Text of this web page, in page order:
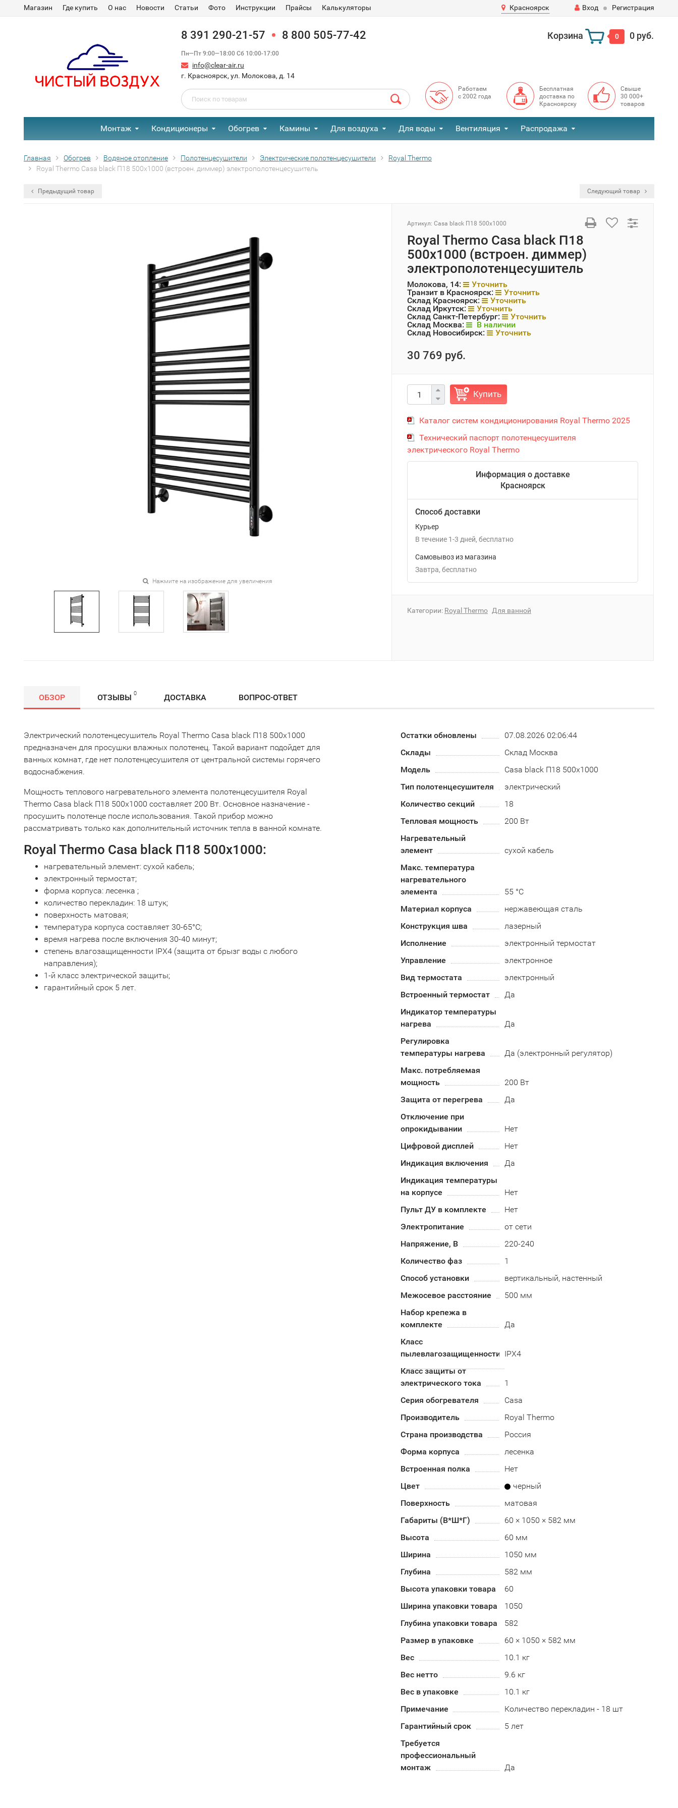
Магазин Где купить О нас Новости Статьи Фото Инструкции Прайсы Калькуляторы Красноярск Вход Регистрация
8 391 290-21-57 8 800 505-77-42
Пн—Пт 9:00—18:00 Сб 10:00-17:00
info@clear-air.ru
г. Красноярск, ул. Молокова, д. 14
Корзина 0 0 руб.
Работаем
с 2002 года
Бесплатная
доставка по
Красноярску
Свыше
30 000+
товаров
Монтаж Кондиционеры Обогрев Камины Для воздуха Для воды Вентиляция Распродажа
Главная Обогрев Водяное отопление Полотенцесушители Электрические полотенцесушители
Royal Thermo
Royal Thermo Casa black П18 500х1000 (встроен. диммер) электрополотенцесушитель
Предыдущий товар Следующий товар
Нажмите на изображение для увеличения
Артикул: Casa black П18 500х1000
Royal Thermo Casa black П18
500х1000 (встроен. диммер)
электрополотенцесушитель
Молокова, 14:
Уточнить
Транзит в Красноярск:
Уточнить
Склад Красноярск:
Уточнить
Склад Иркутск:
Уточнить
Склад Санкт-Петербург:
Уточнить
Склад Москва:
В наличии
Склад Новосибирск:
Уточнить
30 769 руб.
Купить
Каталог систем кондиционирования Royal Thermo 2025
Технический паспорт полотенцесушителя
электрического Royal Thermo
Информация о доставке
Красноярск
Способ доставки
Курьер
В течение 1-3 дней Бесплатно
Самовывоз из магазина
Завтра
Бесплатно
Категории: Royal Thermo Для ванной
ОБЗОР ОТЗЫВЫ 0 ДОСТАВКА ВОПРОС-ОТВЕТ
Электрический полотенцесушитель Royal Thermo Casa black П18 500х1000
предназначен для просушки влажных полотенец. Такой вариант подойдет для
ванных комнат, где нет полотенцесушителя от центральной системы горячего
водоснабжения.
Мощность теплового нагревательного элемента полотенцесушителя Royal
Thermo Casa black П18 500х1000 составляет 200 Вт. Основное назначение -
просушить полотенце после использования. Такой прибор можно
рассматривать только как дополнительный источник тепла в ванной комнате.
Royal Thermo Casa black П18 500х1000:
нагревательный элемент: сухой кабель;
электронный термостат;
форма корпуса: лесенка ;
количество перекладин: 18 штук;
поверхность матовая;
температура корпуса составляет 30-65°С;
время нагрева после включения 30-40 минут;
степень влагозащищенности IPX4 (защита от брызг воды с любого
направления);
1-й класс электрической защиты;
гарантийный срок 5 лет.
Остатки обновлены
07.08.2026 02:06:44
Склады
Склад Москва
Модель
Casa black П18 500х1000
Тип полотенцесушителя
электрический
Количество секций
18
Тепловая мощность
200 Вт
Нагревательный
элемент
сухой кабель
Макс. температура
нагревательного
элемента
55 °C
Материал корпуса
нержавеющая сталь
Конструкция шва
лазерный
Исполнение
электронный термостат
Управление
электронное
Вид термостата
электронный
Встроенный термостат
Да
Индикатор температуры
нагрева
Да
Регулировка
температуры нагрева
Да (электронный регулятор)
Макс. потребляемая
мощность
200 Вт
Защита от перегрева
Да
Отключение при
опрокидывании
Нет
Цифровой дисплей
Нет
Индикация включения
Да
Индикация температуры
на корпусе
Нет
Пульт ДУ в комплекте
Нет
Электропитание
от сети
Напряжение, В
220-240
Количество фаз
1
Способ установки
вертикальный, настенный
Межосевое расстояние
500 мм
Набор крепежа в
комплекте
Да
Класс
пылевлагозащищенности IPX4
Класс защиты от
электрического тока
1
Серия обогревателя
Casa
Производитель
Royal Thermo
Страна производства
Россия
Форма корпуса
лесенка
Встроенная полка
Нет
Цвет
черный
Поверхность
матовая
Габариты (В*Ш*Г)
60 × 1050 × 582 мм
Высота
60 мм
Ширина
1050 мм
Глубина
582 мм
Высота упаковки товара
60
Ширина упаковки товара
1050
Глубина упаковки товара
582
Размер в упаковке
60 × 1050 × 582 мм
Вес
10.1 кг
Вес нетто
9.6 кг
Вес в упаковке
10.1 кг
Примечание
Количество перекладин - 18 шт
Гарантийный срок
5 лет
Требуется
профессиональный
монтаж
Да